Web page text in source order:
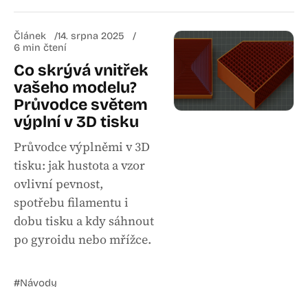
Článek
14. srpna 2025
6 min čtení
Co skrývá vnitřek
vašeho modelu?
Průvodce světem
výplní v 3D tisku
Průvodce výplněmi v 3D
tisku: jak hustota a vzor
ovlivní pevnost,
spotřebu filamentu i
dobu tisku a kdy sáhnout
po gyroidu nebo mřížce.
#Návody